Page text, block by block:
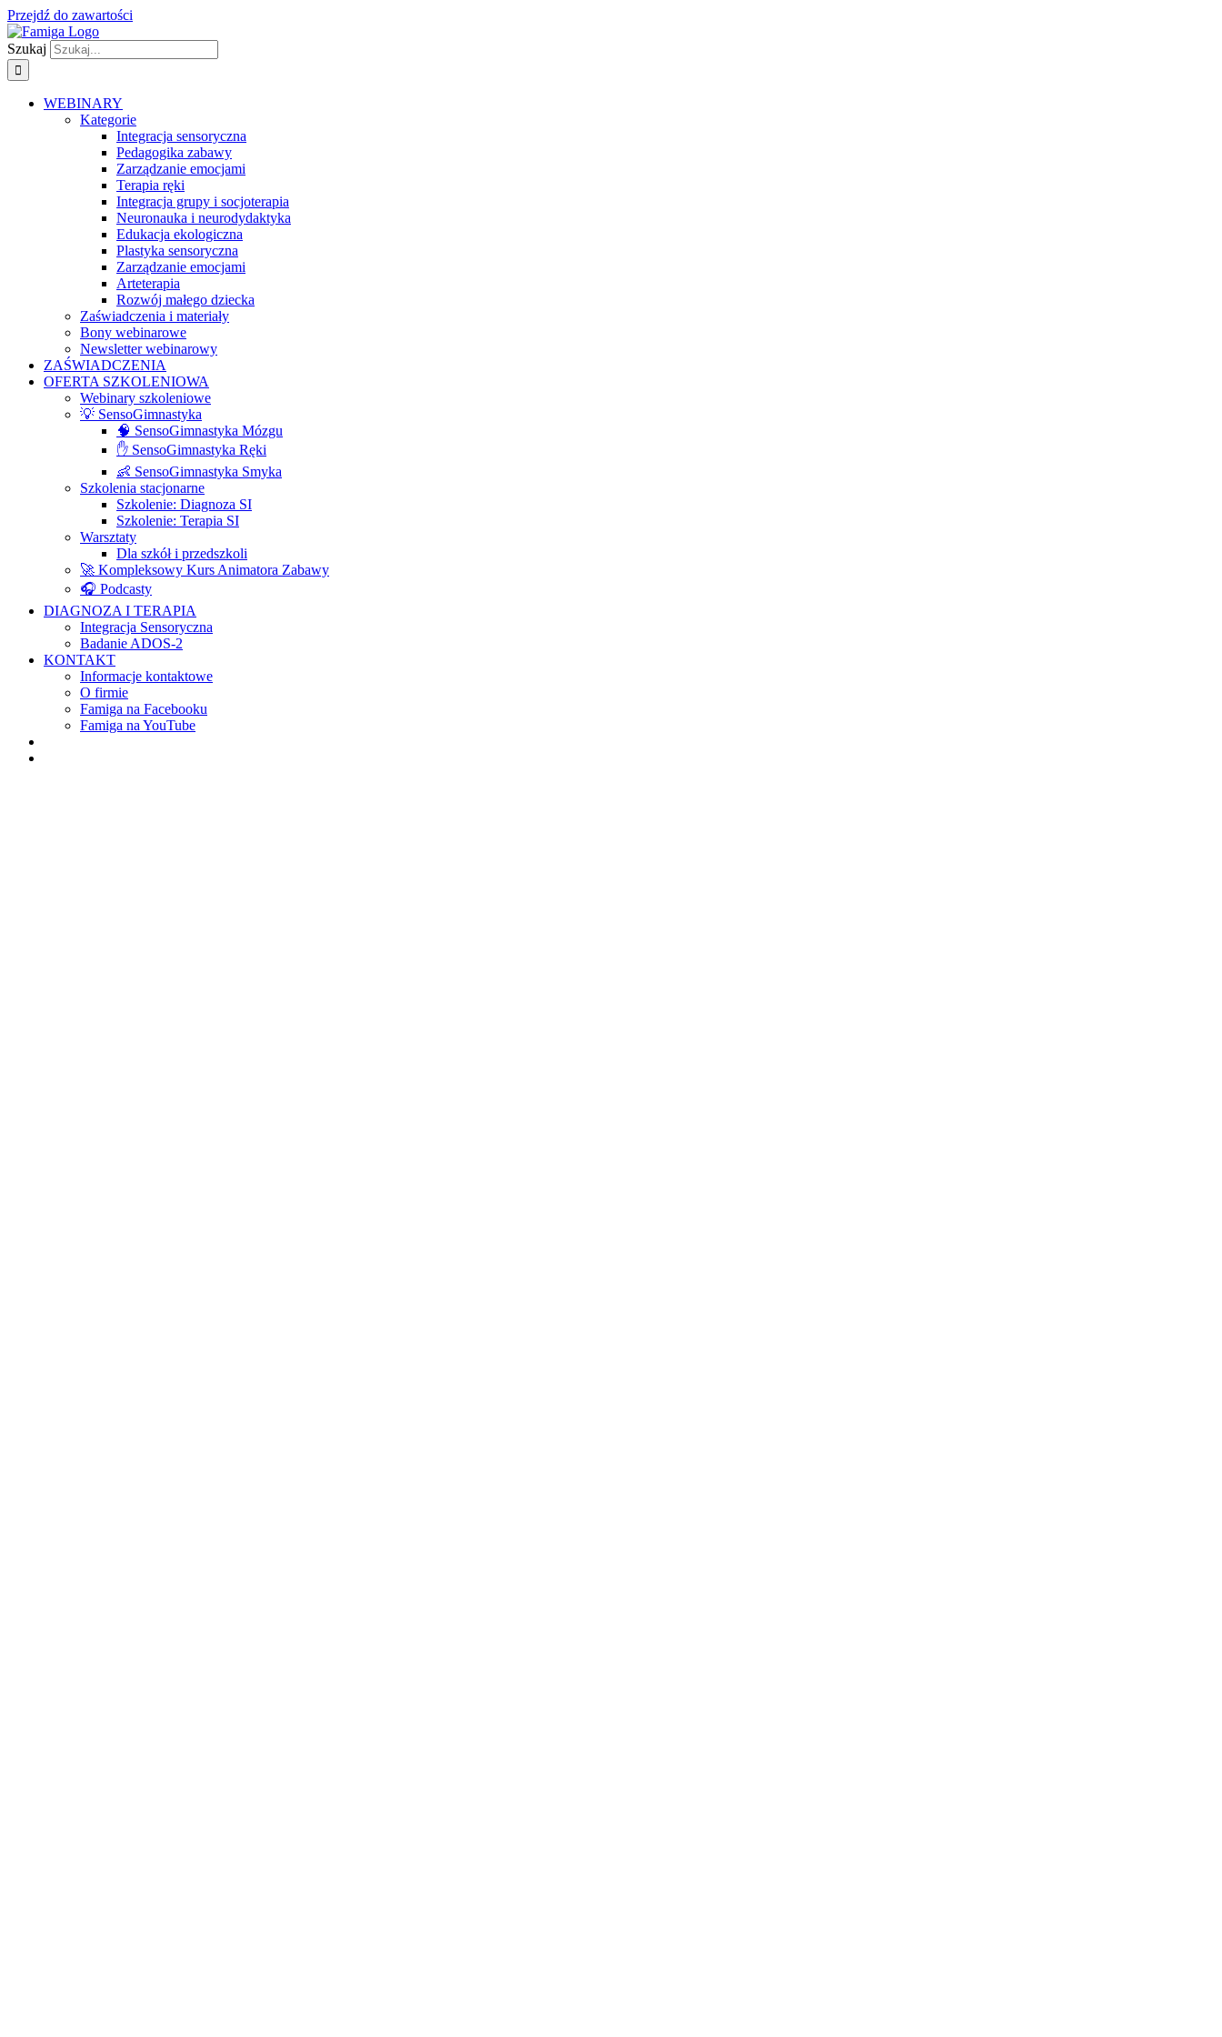
Przejdź do zawartości
Szukaj
WEBINARY
Kategorie
Integracja sensoryczna
Pedagogika zabawy
Zarządzanie emocjami
Terapia ręki
Integracja grupy i socjoterapia
Neuronauka i neurodydaktyka
Edukacja ekologiczna
Plastyka sensoryczna
Zarządzanie emocjami
Arteterapia
Rozwój małego dziecka
Zaświadczenia i materiały
Bony webinarowe
Newsletter webinarowy
ZAŚWIADCZENIA
OFERTA SZKOLENIOWA
Webinary szkoleniowe
💡 SensoGimnastyka
🧠 SensoGimnastyka Mózgu
✋ SensoGimnastyka Ręki
👶 SensoGimnastyka Smyka
Szkolenia stacjonarne
Szkolenie: Diagnoza SI
Szkolenie: Terapia SI
Warsztaty
Dla szkół i przedszkoli
🚀 Kompleksowy Kurs Animatora Zabawy
🎧 Podcasty
DIAGNOZA I TERAPIA
Integracja Sensoryczna
Badanie ADOS-2
KONTAKT
Informacje kontaktowe
O firmie
Famiga na Facebooku
Famiga na YouTube